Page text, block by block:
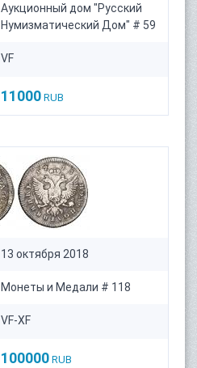
Аукционный дом "Русский
Нумизматический Дом" # 59
VF
11000 RUB
13 октября 2018
Монеты и Медали # 118
VF-XF
100000 RUB